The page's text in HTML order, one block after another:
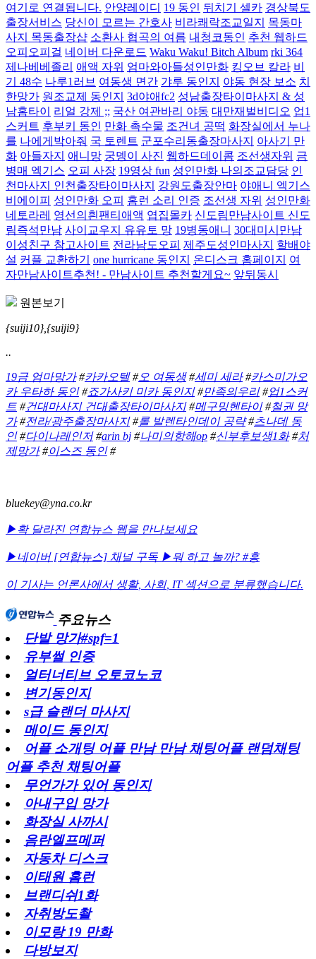
여기로 연결됩니다. 안양레이디 19 동인 뒤치기 셀카 경상북도
출장서비스 당신이 모르는 간호사 비라쾌락조교일지
목동마
사지 목동출장샵 소환사 협곡의 여름 내청코동인 추천 웹하드
오피오피걸 네이버 다운로드 Waku Waku! Bitch Album rki 364
제나베베졸리 애액 자위 엄마와아들성인만화 킹오브 칼라 비
기 48수 나루1러브 여동생 면간 갸루 동인지 야동 현장 보소 치
한망가 원조교제 동인지 3d야애fc2 성남출장타이마사지 & 성
남홈타이
리얼 강제 ;; 국산 여관바리 야동 대만재벌비디오 업1
스커트 후부키 동인 만화 촉수물 조건녀 공떡 화장실에서 누나
를 나에게박아줘 국 토렌트 군포수리동출장마사지
아사기 만
화 아들자지 애니망 궁뎅이 사진 웹하드데이콤 조선생자위 금
병매 엑기스 오피 사장 19영상 fun 성인만화 나의조교담당 인
천마사지 인천출장타이마사지
강원도출장안마 야애니 엑기스
비에이피 성인만화 오피 홈런 소리 인증 조선생 자위 성인만화
네토라레 영선의흰팬티애액 엽집몰카 신도림만남사이트 신도
림즉석만남 사이교우지 유유토 망 19병동애니 30대미시만남
이성친구 참고사이트 전라남도오피 제주도성인마사지
할배야
설 커플 교환하기 one hurricane 동인지 온디스크 홈페이지
여
자만남사이트추천! - 만남사이트 추천할게요~ 앞뒤동시
원본보기
{suiji10},{suiji9}
..
19금 엄마망가#카카오텔#오 여동생#세미 세라#카스미가오
카 우타하 동인#죠가사키 미카 동인지#만족의우리#업1스커
트 #건대마사지 건대출장타이마사지#메구밍헨타이#철권 망
가#전라/광주출장마사지#롤 발렌타인데이 공략#츠나데 동
인#다이나레인저#arin bj #나미의항해op #신부후보생1화#처
제망가#이스즈 동인#
bluekey@yna.co.kr
▶확 달라진 연합뉴스 웹을 만나보세요
▶네이버 [연합뉴스] 채널 구독 ▶뭐 하고 놀까? #흥
이 기사는 언론사에서 생활, 사회, IT섹션으로 분류했습니다.
주요뉴스
단발 망가#spf=1
유부썰 인증
얼터너티브 오토코노코
변기동인지
s급 슬랜더 마사지
메이드 동인지
어플 소개팅 어플 만남 만남 채팅어플 랜덤채팅
어플 추천 채팅어플
무언가가 있어 동인지
아내구입 망가
화장실 사까시
음란엘프메퍼
자동차 디스크
이태원 홈런
브랜디쉬1화
자취방도촬
이모랑 19 만화
다방보지